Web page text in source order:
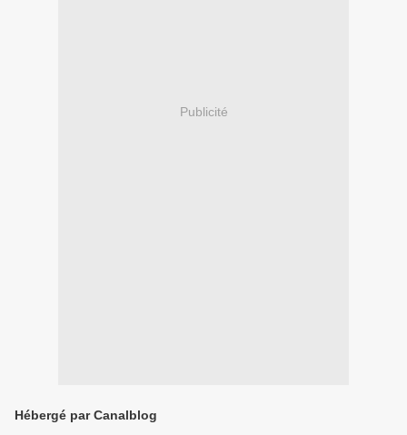
Publicité
Hébergé par Canalblog